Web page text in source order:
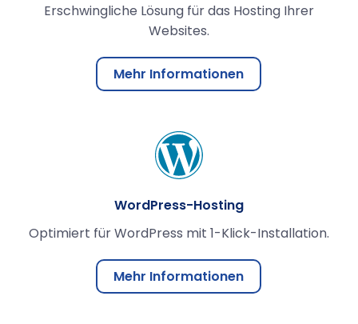
Erschwingliche Lösung für das Hosting Ihrer
Websites.
Mehr Informationen
WordPress-Hosting
Optimiert für WordPress mit 1-Klick-Installation.
Mehr Informationen